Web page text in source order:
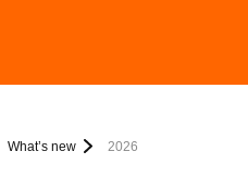
What’s new 2026